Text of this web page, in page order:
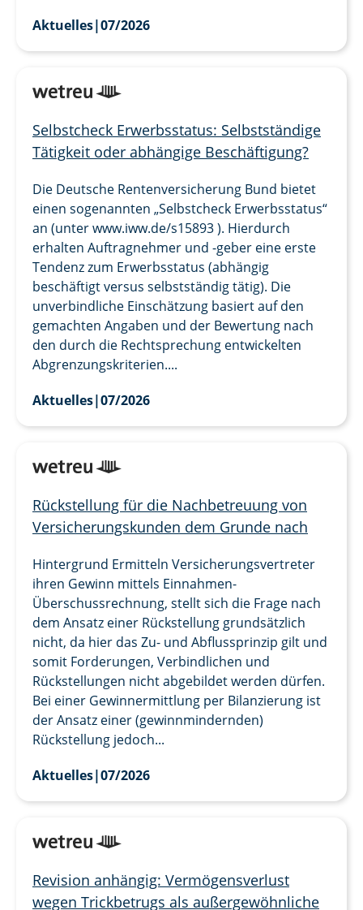
Aktuelles|07/2026
Selbstcheck Erwerbsstatus: Selbstständige
Tätigkeit oder abhängige Beschäftigung?
Die Deutsche Rentenversicherung Bund bietet
einen sogenannten „Selbstcheck Erwerbsstatus“
an (unter www.iww.de/s15893 ). Hierdurch
erhalten Auftragnehmer und -geber eine erste
Tendenz zum Erwerbsstatus (abhängig
beschäftigt versus selbstständig tätig). Die
unverbindliche Einschätzung basiert auf den
gemachten Angaben und der Bewertung nach
den durch die Rechtsprechung entwickelten
Abgrenzungskriterien....
Aktuelles|07/2026
Rückstellung für die Nachbetreuung von
Versicherungskunden dem Grunde nach
Hintergrund Ermitteln Versicherungsvertreter
ihren Gewinn mittels Einnahmen-
Überschussrechnung, stellt sich die Frage nach
dem Ansatz einer Rückstellung grundsätzlich
nicht, da hier das Zu- und Abflussprinzip gilt und
somit Forderungen, Verbindlichen und
Rückstellungen nicht abgebildet werden dürfen.
Bei einer Gewinnermittlung per Bilanzierung ist
der Ansatz einer (gewinnmindernden)
Rückstellung jedoch...
Aktuelles|07/2026
Revision anhängig: Vermögensverlust
wegen Trickbetrugs als außergewöhnliche